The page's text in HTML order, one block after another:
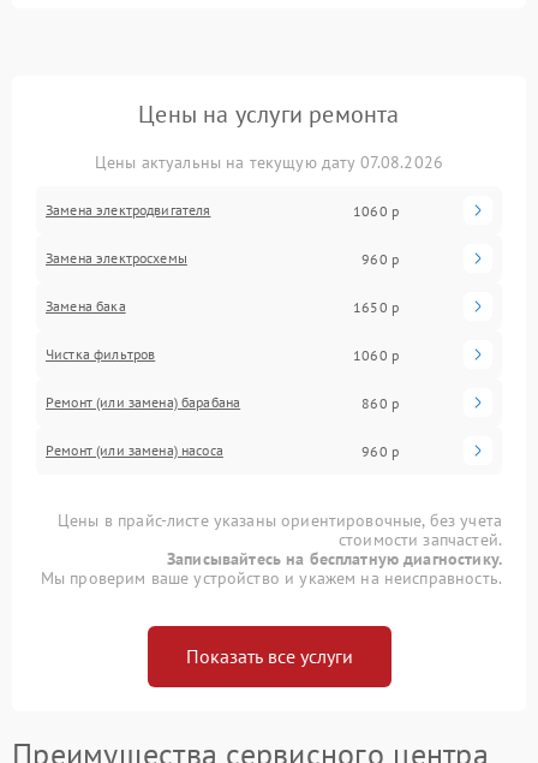
Цены на услуги ремонта
Цены актуальны на текущую дату 07.08.2026
Замена электродвигателя 1060 р
Замена электросхемы 960 р
Замена бака 1650 р
Чистка фильтров 1060 р
Ремонт (или замена) барабана 860 р
Ремонт (или замена) насоса 960 р
Цены в прайс-листе указаны ориентировочные, без учета
стоимости запчастей.
Записывайтесь на бесплатную диагностику.
Мы проверим ваше устройство и укажем на неисправность.
Показать все услуги
Преимущества сервисного центра